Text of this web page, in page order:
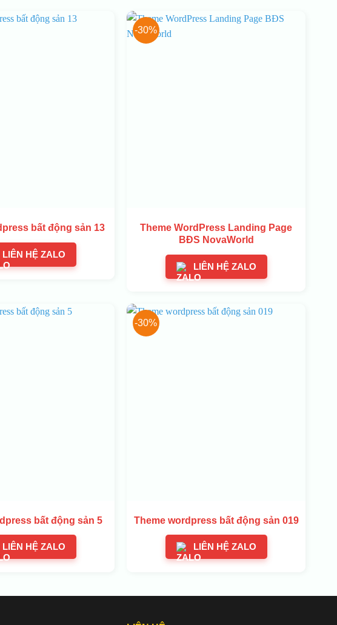
bất động sản 13
LIÊN HỆ ZALO
-30%
Theme WordPress Landing Page
BĐS NovaWorld
LIÊN HỆ ZALO
bất động sản 5
LIÊN HỆ ZALO
-30%
Theme wordpress bất động sản 019
LIÊN HỆ ZALO